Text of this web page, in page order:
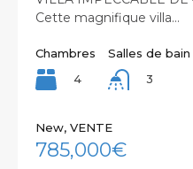
Cette magnifique villa…
Chambres
4
Salles de bain
3
New, VENTE
785,000€